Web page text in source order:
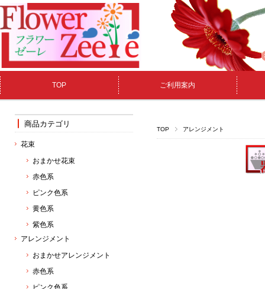
TOP ご利用案内
TOP アレンジメント
商品カテゴリ
花束
おまかせ花束
赤色系
ピンク色系
黄色系
紫色系
アレンジメント
おまかせアレンジメント
赤色系
ピンク色系